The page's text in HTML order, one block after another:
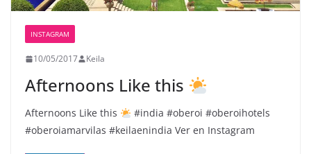
INSTAGRAM
10/05/2017 Keila
Afternoons Like this
Afternoons Like this
#india #oberoi #oberoihotels
#oberoiamarvilas #keilaenindia Ver en Instagram